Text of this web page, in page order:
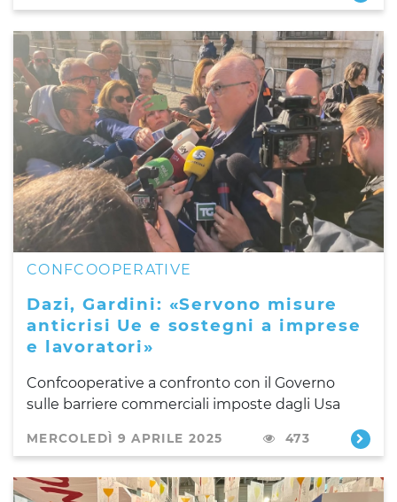
CONFCOOPERATIVE
Dazi, Gardini: «Servono misure
anticrisi Ue e sostegni a imprese
e lavoratori»
Confcooperative a confronto con il Governo
sulle barriere commerciali imposte dagli Usa
MERCOLEDÌ 9 APRILE 2025 473